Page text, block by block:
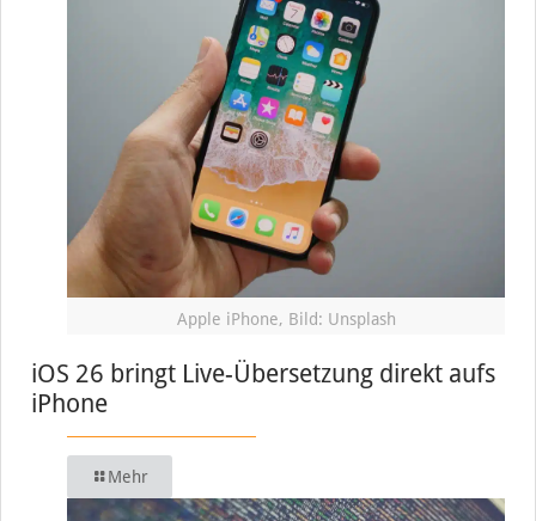
Apple iPhone, Bild: Unsplash
iOS 26 bringt Live-Übersetzung direkt aufs
iPhone
Mehr